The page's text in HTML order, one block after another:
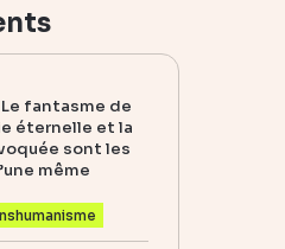
Le fantasme de
éternelle et la
sont les
même